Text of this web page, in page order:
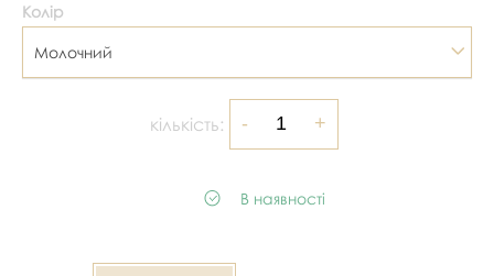
Колір
Молочний
кількість:
В наявності